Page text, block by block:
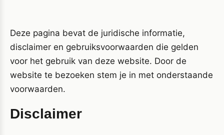
Deze pagina bevat de juridische informatie,
disclaimer en gebruiksvoorwaarden die gelden
voor het gebruik van deze website. Door de
website te bezoeken stem je in met onderstaande
voorwaarden.
Disclaimer